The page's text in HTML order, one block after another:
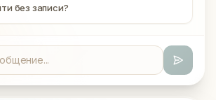
без записи?